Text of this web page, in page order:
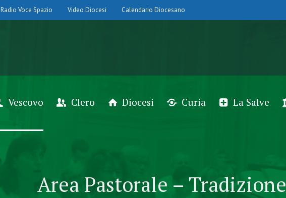
Radio Voce Spazio Video Diocesi Calendario Diocesano
Vescovo Clero Diocesi Curia La Salve
Area Pastorale – Tradizione